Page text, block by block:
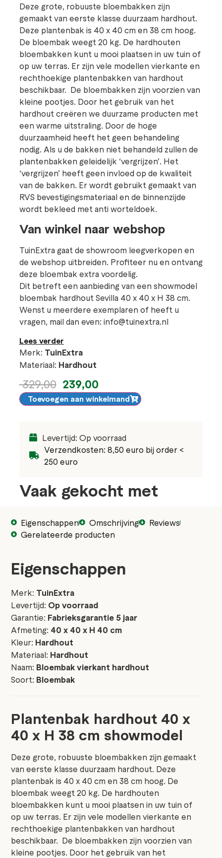
Deze grote, robuuste bloembakken zijn
gemaakt van eerste klasse duurzaam hardhout.
Deze plantenbak is 40 x 40 cm en 38 cm hoog.
De bloembak weegt 20 kg. De hardhouten
bloembakken kunt u mooi plaatsen in uw tuin of
op uw terras. Er zijn vele modellen vierkante en
rechthoekige plantenbakken van hardhout
beschikbaar. De bloembakken zijn voorzien van
kleine pootjes. Door het gebruik van het
hardhout creëren we duurzame producten met
een warme uitstraling. Door de hoge
duurzaamheid heeft het geen behandeling
nodig. Als u de bakken niet behandeld zullen de
plantenbakken geleidelijk ‘vergrijzen’. Het
‘vergrijzen’ heeft geen invloed op de kwaliteit
van de bakken. Er wordt gebruikt gemaakt van
RVS bevestigingsmateriaal en de binnenzijde
wordt bekleed met anti worteldoek.
Van winkel naar webshop
TuinExtra gaat de showroom leegverkopen en
de webshop uitbreiden. Profiteer nu en ontvang
deze bloembak extra voordelig.
Dit betreft een aanbieding van een showmodel
bloembak hardhout Sevilla 40 x 40 x H 38 cm.
Wenst u meerdere exemplaren of heeft u
vragen, mail dan even: info@tuinextra.nl
Lees verder
Merk: TuinExtra
Materiaal: Hardhout
329,00 239,00
Toevoegen aan winkelmand
Levertijd: Op voorraad
Verzendkosten: 8,50 euro bij order <
250 euro
Vaak gekocht met
Eigenschappen Omschrijving
Reviews
Gerelateerde producten
Eigenschappen
Merk: TuinExtra
Levertijd: Op voorraad
Garantie: Fabrieksgarantie 5 jaar
Afmeting: 40 x 40 x H 40 cm
Kleur: Hardhout
Materiaal: Hardhout
Naam: Bloembak vierkant hardhout
Soort: Bloembak
Plantenbak hardhout 40 x
40 x H 38 cm showmodel
Deze grote, robuuste bloembakken zijn gemaakt
van eerste klasse duurzaam hardhout. Deze
plantenbak is 40 x 40 cm en 38 cm hoog. De
bloembak weegt 20 kg. De hardhouten
bloembakken kunt u mooi plaatsen in uw tuin of
op uw terras. Er zijn vele modellen vierkante en
rechthoekige plantenbakken van hardhout
beschikbaar. De bloembakken zijn voorzien van
kleine pootjes. Door het gebruik van het